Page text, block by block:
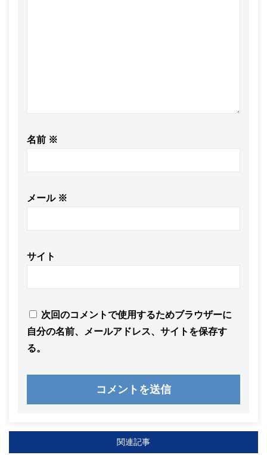
名前 ※
メール ※
サイト
次回のコメントで使用するためブラウザーに
自分の名前、メールアドレス、サイトを保存す
る。
関連記事